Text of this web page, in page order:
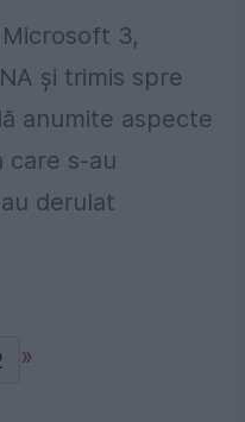
3,
și trimis spre
anumite aspecte
care s-au
derulat
»